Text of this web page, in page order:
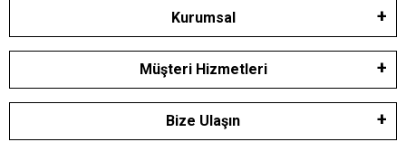
Kurumsal
Müşteri Hizmetleri
Bize Ulaşın